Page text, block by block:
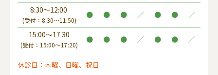
8:30～12:00
(受付：8:30～11:50)
● ● ● ／ ● ● ／
15:00～17:30
(受付：15:00～17:20)
● ● ● ／ ● ● ／
休診日：木曜、日曜、祝日